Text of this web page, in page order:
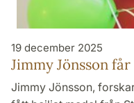
19 december 2025
Jimmy Jönsson
Jimmy Jönsson,